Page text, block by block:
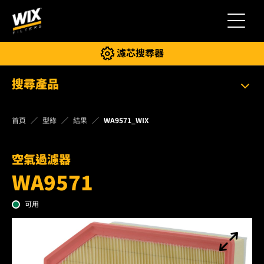
切換導航
濾芯搜尋器
搜尋產品
首頁 型錄 結果 WA9571_WIX
空氣過濾器
WA9571
可用